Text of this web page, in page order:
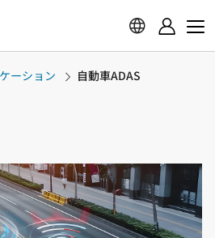
ーション 自動車ADAS